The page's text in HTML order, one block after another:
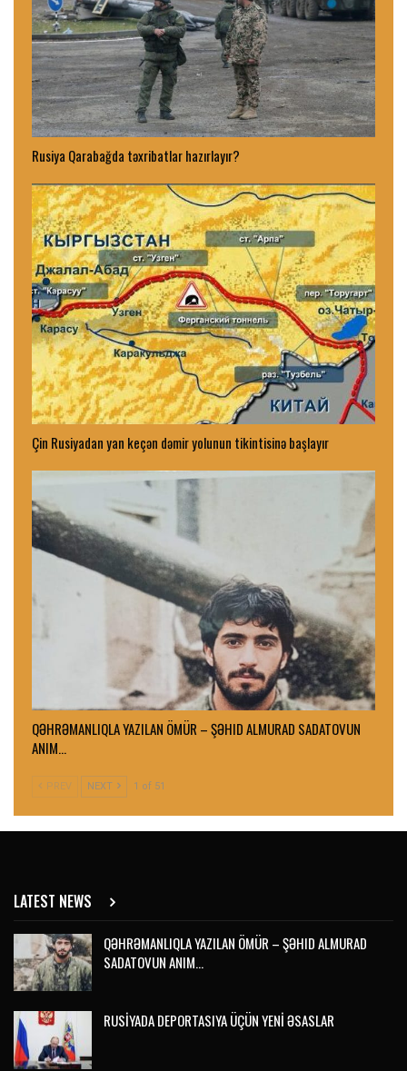
Rusiya Qarabağda təxribatlar hazırlayır?
Çin Rusiyadan yan keçən dəmir yolunun tikintisinə başlayır
QƏHRƏMANLIQLA YAZILAN ÖMÜR – ŞƏHID ALMURAD SADATOVUN
ANIM…
PREV NEXT 1 of 51
LATEST NEWS
QƏHRƏMANLIQLA YAZILAN ÖMÜR – ŞƏHID ALMURAD
SADATOVUN ANIM…
RUSİYADA DEPORTASIYA ÜÇÜN YENİ ƏSASLAR